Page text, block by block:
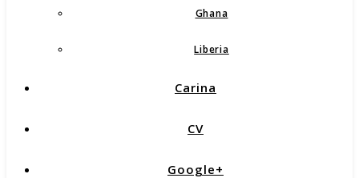
Ghana
Liberia
Carina
CV
Google+